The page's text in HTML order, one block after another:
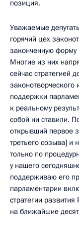
позиция.
Уважаемые
горячий цех
законченную
Многие из них
сейчас стратегией
законотворческого
поддержки
к реальному
собой ни ставили.
открывший первое
третьего созыва]
только по
у нашего
поддерживаю его
парламентарии
стратегии
на ближайшие